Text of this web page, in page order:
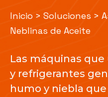
Inicio > Soluciones >
Neblinas de Aceite
Las máquinas
y refrigerantes
humo y niebla